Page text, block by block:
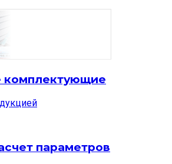
комплектующие
параметров